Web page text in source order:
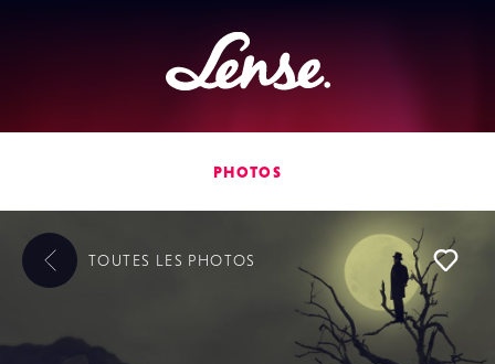
Lense
PHOTOS
TOUTES LES PHOTOS